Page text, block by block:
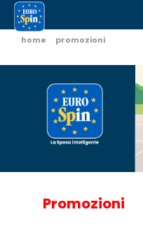
home promozioni
Promozioni